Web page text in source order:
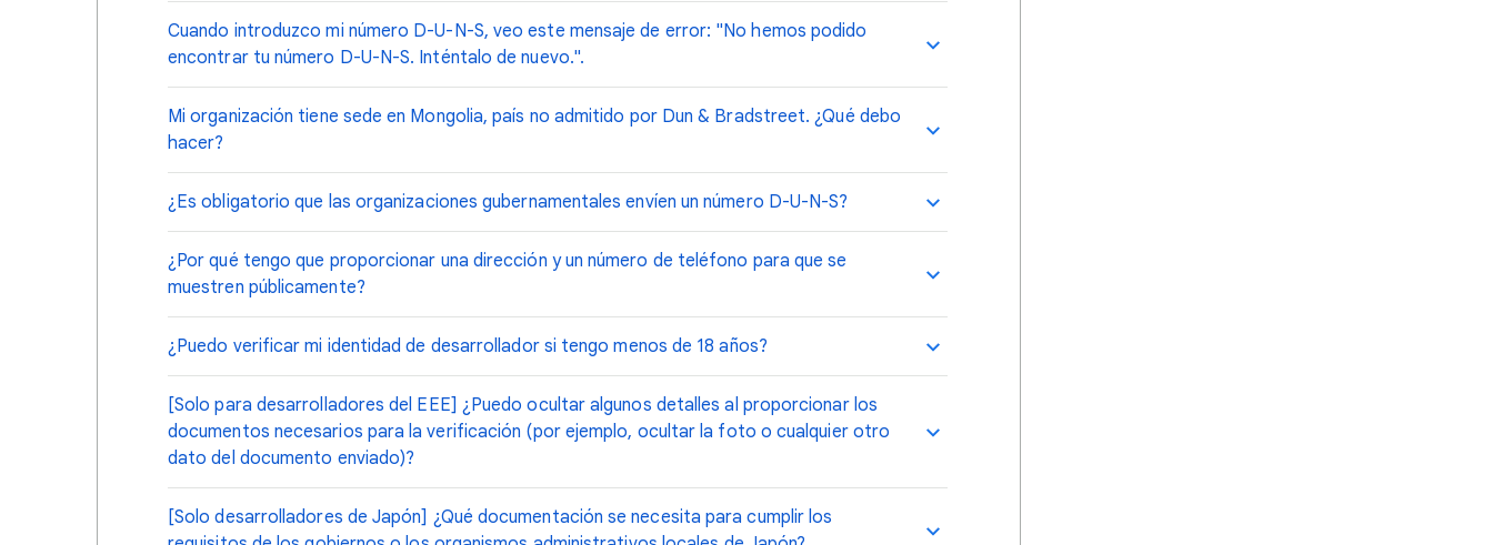
Cuando introduzco mi número D-U-N-S, veo este mensaje de error: "No hemos podido
encontrar tu número D-U-N-S. Inténtalo de nuevo.".
Mi organización tiene sede en Mongolia, país no admitido por Dun & Bradstreet. ¿Qué debo
hacer?
¿Es obligatorio que las organizaciones gubernamentales envíen un número D-U-N-S?
¿Por qué tengo que proporcionar una dirección y un número de teléfono para que se
muestren públicamente?
¿Puedo verificar mi identidad de desarrollador si tengo menos de 18 años?
[Solo para desarrolladores del EEE] ¿Puedo ocultar algunos detalles al proporcionar los
documentos necesarios para la verificación (por ejemplo, ocultar la foto o cualquier otro
dato del documento enviado)?
[Solo desarrolladores de Japón] ¿Qué documentación se necesita para cumplir los